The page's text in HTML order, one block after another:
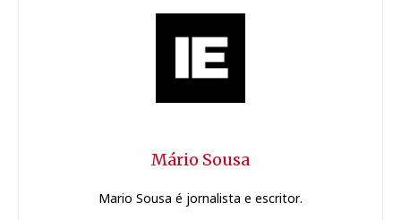
Mário Sousa
Mario Sousa é jornalista e escritor.